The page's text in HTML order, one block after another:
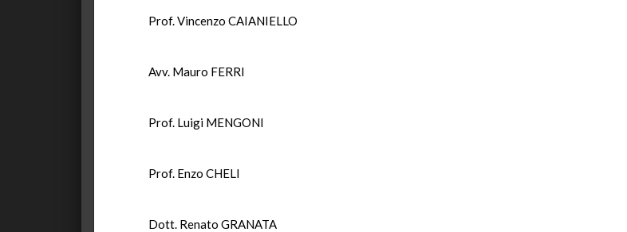
Prof. Vincenzo CAIANIELLO
Avv. Mauro FERRI
Prof. Luigi MENGONI
Prof. Enzo CHELI
Dott. Renato GRANATA